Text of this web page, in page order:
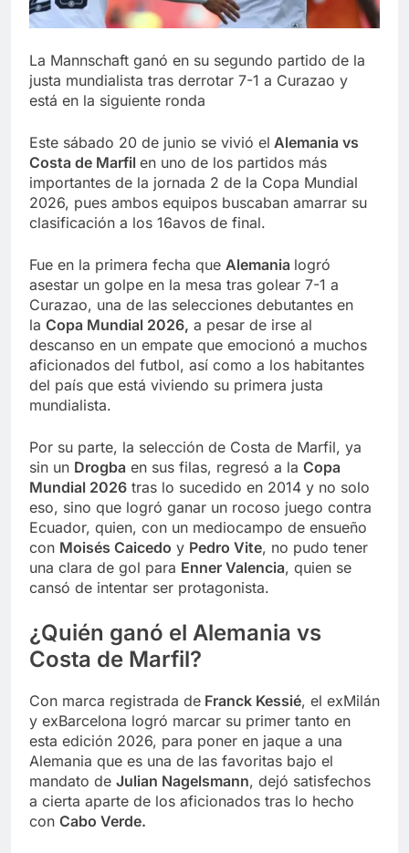
La Mannschaft ganó en su segundo partido de la
justa mundialista tras derrotar 7-1 a Curazao y
está en la siguiente ronda
Este sábado 20 de junio se vivió el Alemania vs
Costa de Marfil en uno de los partidos más
importantes de la jornada 2 de la Copa Mundial
2026, pues ambos equipos buscaban amarrar su
clasificación a los 16avos de final.
Fue en la primera fecha que Alemania logró
asestar un golpe en la mesa tras golear 7-1 a
Curazao, una de las selecciones debutantes en
la Copa Mundial 2026, a pesar de irse al
descanso en un empate que emocionó a muchos
aficionados del futbol, así como a los habitantes
del país que está viviendo su primera justa
mundialista.
Por su parte, la selección de Costa de Marfil, ya
sin un Drogba en sus filas, regresó a la Copa
Mundial 2026 tras lo sucedido en 2014 y no solo
eso, sino que logró ganar un rocoso juego contra
Ecuador, quien, con un mediocampo de ensueño
con Moisés Caicedo y Pedro Vite, no pudo tener
una clara de gol para Enner Valencia, quien se
cansó de intentar ser protagonista.
¿Quién ganó el Alemania vs
Costa de Marfil?
Con marca registrada de Franck Kessié, el exMilán
y exBarcelona logró marcar su primer tanto en
esta edición 2026, para poner en jaque a una
Alemania que es una de las favoritas bajo el
mandato de Julian Nagelsmann, dejó satisfechos
a cierta aparte de los aficionados tras lo hecho
con Cabo Verde.